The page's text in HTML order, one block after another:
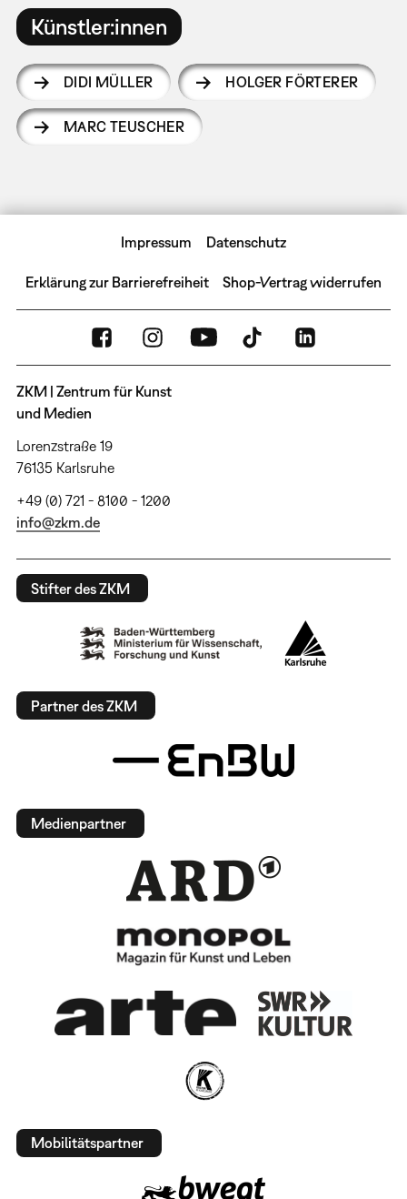
Künstler:innen
DIDI MÜLLER HOLGER FÖRTERER
MARC TEUSCHER
Impressum Datenschutz
Erklärung zur Barrierefreiheit Shop-Vertrag widerrufen
ZKM | Zentrum für Kunst
und Medien
Lorenzstraße 19
76135 Karlsruhe
+49 (0) 721 - 8100 - 1200
info@zkm.de
Stifter des ZKM
Partner des ZKM
Medienpartner
Mobilitätspartner